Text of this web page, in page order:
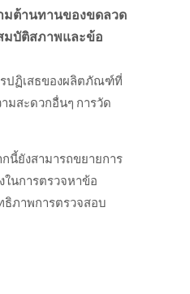
มต้านทานของขดลวด
มบัติสภาพและข้อ
ปฏิเสธของผลิตภัณฑ์ที่
มสะดวกอื่นๆ การวัด
นี้ยังสามารถขยายการ
นการตรวจหาข้อ
ธิภาพการตรวจสอบ